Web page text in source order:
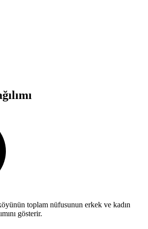
toplam nüfusunun erkek ve kadın
gösterir.